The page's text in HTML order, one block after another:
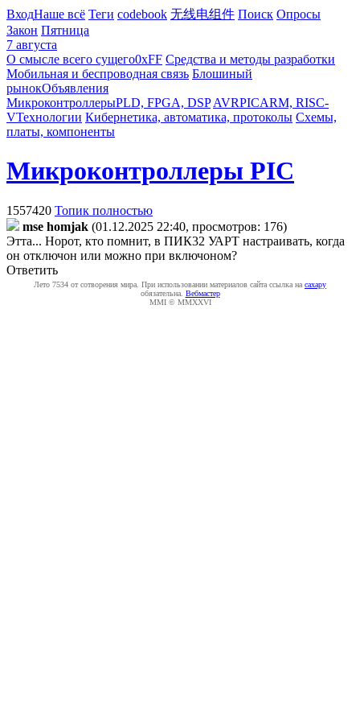
ВходНаше всё Теги codebook 无线电组件 Поиск Опросы
Закон Пятница
7 августа
О смысле всего сущего0xFF Средства и методы разработки
Мобильная и беспроводная связь Блошиный
рынокОбъявления
МикроконтроллерыPLD, FPGA, DSP AVRPICARM, RISC-
VТехнологии Кибернетика, автоматика, протоколы Схемы,
платы, компоненты
Микроконтроллеры PIC
1557420 Топик полностью
mse homjak (01.12.2025 22:40, просмотров: 176)
Этта... Норот, кто помнит, в ПИК32 УАРТ настраивать, когда
он отключон или можно при включоном?
Ответить
Лето 7534 от сотворения мира. При использовании материалов сайта ссылка на caxapу
обязательна. Вебмастер
MMI © MMXXVI